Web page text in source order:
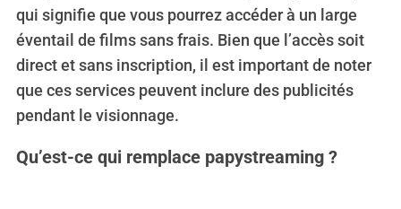
qui signifie que vous pourrez accéder à un large
éventail de films sans frais. Bien que l’accès soit
direct et sans inscription, il est important de noter
que ces services peuvent inclure des publicités
pendant le visionnage.
Qu’est-ce qui remplace papystreaming ?